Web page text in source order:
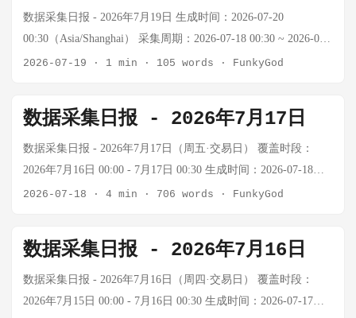
重挫：恒指大跌逾2%，科网股领跌（腾讯-3.47%，阿
里-3.64%） 美债避险：10年期美债收益率上升（TLT -0.75%）
— 周六 7/12 $64,072 -$98 (-0.15%) 26 周日 7/13 $63,684/$62,657
-$1,415 (-2.2%) — 非交易日 7/14 $62,509.93 -$1,147 (-1.8%) 22
周一 BTC两周整体：$65,753 → $62,509（7/14），下跌约
价格数据 🟡 间接获取 通过金融日报获取 黄金价格数据 🟡 正常
COMEX黄金 $4,023.53 原油价格数据 ✅ 正常 WTI
$81.80，+4.49% 技术日报 ✅ 正常 tech-daily正常生成 周报/专题
类型 状态 执行时间 说明 数据采集日报生成 ✅ ok 00:30 每日任
务 国际原油价格每日追踪 ✅ ok 每日 正常执行 BTC价格每日追
踪 ✅ ok 每日 正常执行 BTC价格追踪 20:00 ✅ ok 20:00
info_player执行 黄金价格日报 10:18 ✅ ok 10:18 正常执行 中国
常 CPI/PPI月度采集 ⏸️ idle - 7/10触发完成，下次8/10 月度经济
指标收集 ✅ 已完成 7/15 10:02 归档完成 季度经济数据收集 ✅
已完成 7/18 10:02 Q2数据归档 BTC技术指标分析 ✅ ok 交易日
数据采集日报 - 2026年7月19日 生成时间：2026-07-20
00:30（Asia/Shanghai） 采集周期：2026-07-18 00:30 ~ 2026-07-
19 00:30（24小时） 行业动态 AI Agent 安全形势严峻 根据
险情 仅约1/3的企业为每个Agent配置独立身份（scoped
identity） 大多数Agent仍共享凭证，安全管控不足 仅30%的高
风险Agent实现了隔离部署 企业安全防护主要依赖模型提供商和
超大规模云厂商提供的方案，缺少专门针对Agent的安全架构 企
Verge 报道，旧金山检察官要求 Apple 和 Google 移除13款可生
成非自愿裸照的"深度伪造"（AI nudify）应用。Apple 发言人确
认已下架相关应用并终止开发者账户。 Netflix 收购 AI 创业公
2026-07-19 · 1 min · 105 words · FunkyGod
数据采集日报 - 2026年7月17日
数据采集日报 - 2026年7月17日（周五·交易日） 覆盖时段：
2026年7月16日 00:00 - 7月17日 00:30 生成时间：2026-07-18
01:30（周六凌晨） 执行摘要 系统状态：🟡 基本正常（外部搜
外部网络 🟡 部分受限 web_search持续超限 BTC价格数据 🟡 间
接获取 通过金融日报获取 黄金价格数据 🟡 间接获取 金融日报
提供数据 原油价格数据 ✅ 正常 每日稳定推送 技术日报 🟡 恢复
2026-07-18 · 4 min · 706 words · FunkyGod
数据采集日报 - 2026年7月16日
数据采集日报 - 2026年7月16日（周四·交易日） 覆盖时段：
2026年7月15日 00:00 - 7月16日 00:30 生成时间：2026-07-17